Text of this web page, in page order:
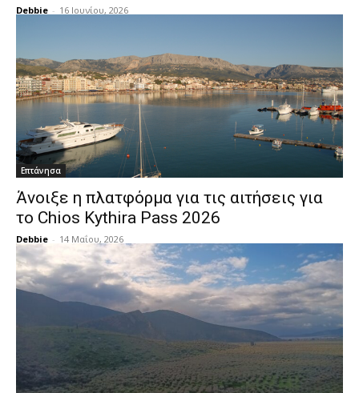
Debbie - 16 Ιουνίου, 2026
Επτάνησα
Άνοιξε η πλατφόρμα για τις αιτήσεις για
το Chios Kythira Pass 2026
Debbie - 14 Μαΐου, 2026